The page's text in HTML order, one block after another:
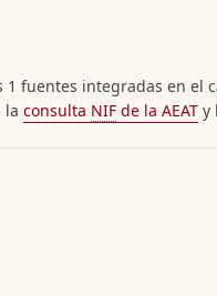
1 fuentes integradas en el
la consulta NIF de la AEAT y